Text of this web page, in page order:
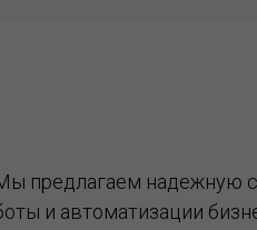
предлагаем надежную
и автоматизации